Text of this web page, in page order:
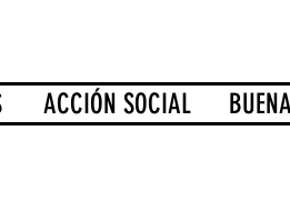
ACCIÓN SOCIAL